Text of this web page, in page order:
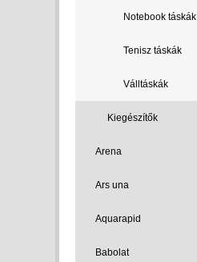
Notebook táskák
Tenisz táskák
Válltáskák
Kiegészítők
Arena
Ars una
Aquarapid
Babolat